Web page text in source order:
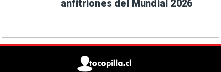
anfitriones del Mundial 2026